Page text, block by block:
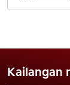
Kailangan